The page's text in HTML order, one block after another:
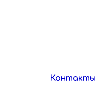
Контакты